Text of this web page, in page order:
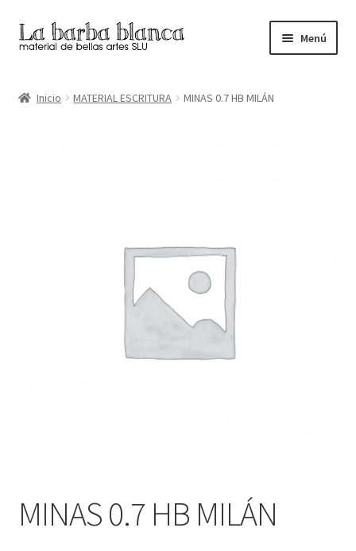
Ir
a
navegación
Ir
al
Menú
Inicio MATERIAL ESCRITURA MINAS 0.7 HB MILÁN
MINAS 0.7 HB MILÁN